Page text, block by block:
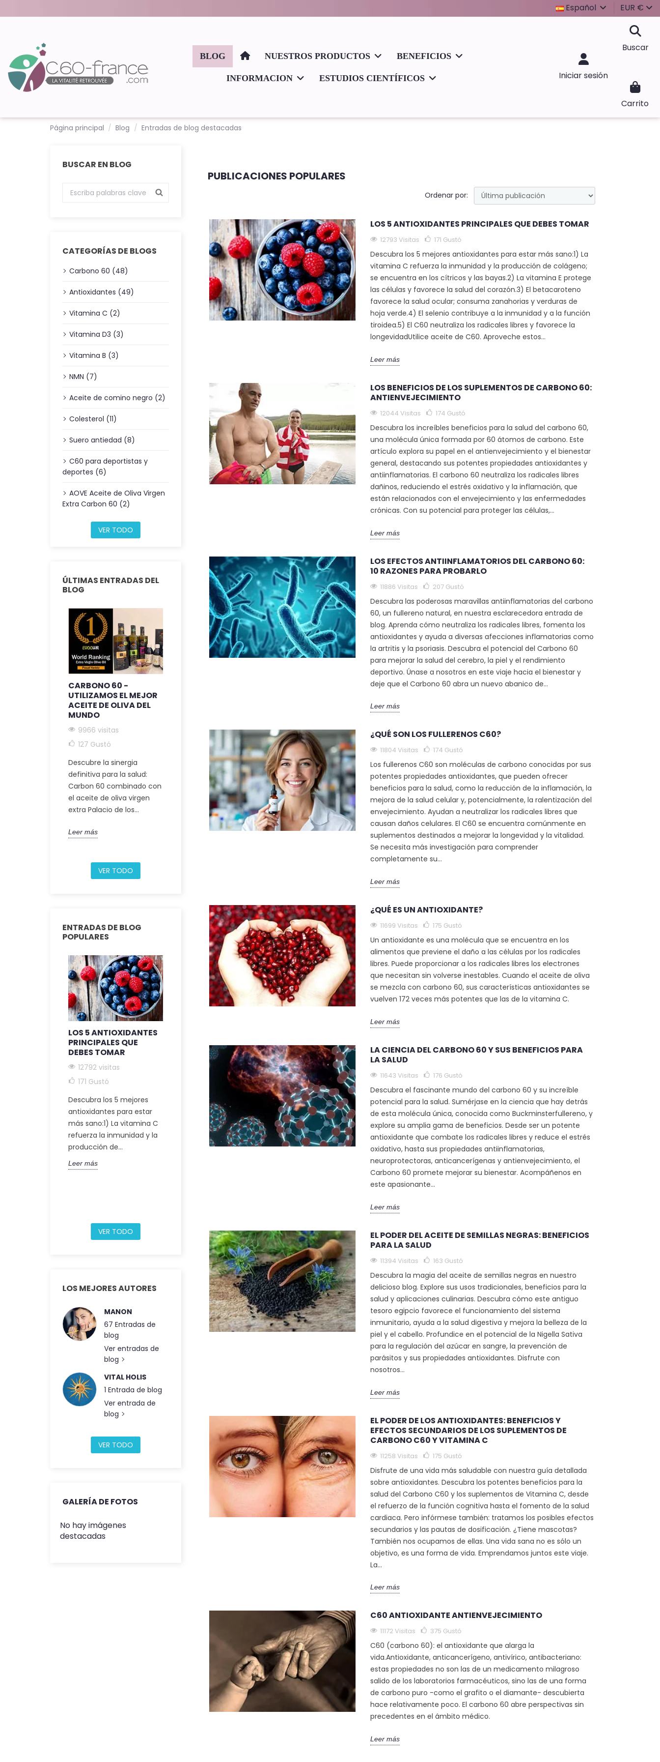
Español EUR €
BLOG NUESTROS PRODUCTOS BENEFICIOS
INFORMACION ESTUDIOS CIENTÍFICOS
Buscar
Iniciar sesión
Carrito
Página principal Blog Entradas de blog destacadas
BUSCAR EN BLOG
CATEGORÍAS DE BLOGS
Carbono 60 (48)
Antioxidantes (49)
Vitamina C (2)
Vitamina D3 (3)
Vitamina B (3)
NMN (7)
Aceite de comino negro (2)
Colesterol (11)
Suero antiedad (8)
C60 para deportistas y
deportes (6)
AOVE Aceite de Oliva Virgen
Extra Carbon 60 (2)
VER TODO
ÚLTIMAS ENTRADAS DEL
BLOG
CARBONO 60 -
UTILIZAMOS EL MEJOR
ACEITE DE OLIVA DEL
MUNDO
9966 visitas
127 Gustó
Descubre la sinergia
definitiva para la salud:
Carbon 60 combinado con
el aceite de oliva virgen
extra Palacio de los...
Leer más
Descubra la perspectiva
holística de un experto en
salud integrativa sobre el
Carbono 60 en el aceite de
oliva. Este...
LIBREMENTE CADA DÍA
201 Gustó
Découvrez comment le
Carbone 60 (C60) peut
vous aider à bouger avec
plus de facilité et de
confort. Cet antioxydant...
Leer más
C60 Y ENERGÍA: CÓMO
PREVENIR LA FATIGA
130 Gustó
¿Te sientes agotado
después de días intensos o
entrenamientos duros?
Este artículo muestra
cómo el Carbono 60
(C60)...
Leer más
ACEITES C60 REDUCEN
menos tiempo de
inactividad. Este artículo
explica cómo el Carbono
60 (C60) ayuda a los
atletas...
Leer más
VER TODO
ENTRADAS DE BLOG
POPULARES
LOS 5 ANTIOXIDANTES
PRINCIPALES QUE
DEBES TOMAR
12792 visitas
171 Gustó
Descubra los 5 mejores
antioxidantes para estar
más sano:1) La vitamina C
refuerza la inmunidad y la
producción de...
Leer más
SUPLEMENTOS DE
CARBONO 60:
ANTIENVEJECIMIENTO
12042 visitas
Descubra los increíbles
beneficios para la salud del
carbono 60, una molécula
única formada por 60
ANTIINFLAMATORIOS
DEL CARBONO 60: 10
RAZONES PARA
PROBARLO
11886 visitas
207 Gustó
Descubra las poderosas
maravillas
antiinflamatorias del
11804 visitas
174
Gustó
Los fullerenos C60 son
moléculas de carbono
conocidas por sus
potentes propiedades
antioxidantes, que pueden
ofrecer...
Leer más
Un antioxidante es una
molécula que se
encuentra en los alimentos
que previene el daño a las
células por los...
Leer más
VER TODO
LOS MEJORES AUTORES
MANON
67 Entradas de
blog
Ver entradas de
blog
VITAL HOLIS
1 Entrada de blog
Ver entrada de
blog
VER TODO
GALERÍA DE FOTOS
No hay imágenes
destacadas
PUBLICACIONES POPULARES
Ordenar por:
LOS 5 ANTIOXIDANTES PRINCIPALES QUE DEBES TOMAR
12793 Visitas 171 Gustó
Descubra los 5 mejores antioxidantes para estar más sano:1) La
vitamina C refuerza la inmunidad y la producción de colágeno;
se encuentra en los cítricos y las bayas.2) La vitamina E protege
las células y favorece la salud del corazón.3) El betacaroteno
favorece la salud ocular; consuma zanahorias y verduras de
hoja verde.4) El selenio contribuye a la inmunidad y a la función
tiroidea.5) El C60 neutraliza los radicales libres y favorece la
longevidadUtilice aceite de C60. Aproveche estos...
Leer más
LOS BENEFICIOS DE LOS SUPLEMENTOS DE CARBONO 60:
ANTIENVEJECIMIENTO
12044 Visitas 174 Gustó
Descubra los increíbles beneficios para la salud del carbono 60,
una molécula única formada por 60 átomos de carbono. Este
artículo explora su papel en el antienvejecimiento y el bienestar
general, destacando sus potentes propiedades antioxidantes y
antiinflamatorias. El carbono 60 neutraliza los radicales libres
dañinos, reduciendo el estrés oxidativo y la inflamación, que
están relacionados con el envejecimiento y las enfermedades
crónicas. Con su potencial para proteger las células,...
Leer más
LOS EFECTOS ANTIINFLAMATORIOS DEL CARBONO 60:
10 RAZONES PARA PROBARLO
11886 Visitas 207 Gustó
Descubra las poderosas maravillas antiinflamatorias del carbono
60, un fullereno natural, en nuestra esclarecedora entrada de
blog. Aprenda cómo neutraliza los radicales libres, fomenta los
antioxidantes y ayuda a diversas afecciones inflamatorias como
la artritis y la psoriasis. Descubra el potencial del Carbono 60
para mejorar la salud del cerebro, la piel y el rendimiento
deportivo. Únase a nosotros en este viaje hacia el bienestar y
deje que el Carbono 60 abra un nuevo abanico de...
Leer más
¿QUÉ SON LOS FULLERENOS C60?
11804 Visitas 174 Gustó
Los fullerenos C60 son moléculas de carbono conocidas por sus
potentes propiedades antioxidantes, que pueden ofrecer
beneficios para la salud, como la reducción de la inflamación, la
mejora de la salud celular y, potencialmente, la ralentización del
envejecimiento. Ayudan a neutralizar los radicales libres que
causan daños celulares. El C60 se encuentra comúnmente en
suplementos destinados a mejorar la longevidad y la vitalidad.
Se necesita más investigación para comprender
completamente su...
Leer más
¿QUÉ ES UN ANTIOXIDANTE?
11699 Visitas 175 Gustó
Un antioxidante es una molécula que se encuentra en los
alimentos que previene el daño a las células por los radicales
libres. Puede proporcionar a los radicales libres los electrones
que necesitan sin volverse inestables. Cuando el aceite de oliva
se mezcla con carbono 60, sus características antioxidantes se
vuelven 172 veces más potentes que las de la vitamina C.
Leer más
LA CIENCIA DEL CARBONO 60 Y SUS BENEFICIOS PARA
LA SALUD
11643 Visitas 176 Gustó
Descubra el fascinante mundo del carbono 60 y su increíble
potencial para la salud. Sumérjase en la ciencia que hay detrás
de esta molécula única, conocida como Buckminsterfullereno, y
explore su amplia gama de beneficios. Desde ser un potente
antioxidante que combate los radicales libres y reduce el estrés
oxidativo, hasta sus propiedades antiinflamatorias,
neuroprotectoras, anticancerígenas y antienvejecimiento, el
Carbono 60 promete mejorar su bienestar. Acompáñenos en
este apasionante...
Leer más
EL PODER DEL ACEITE DE SEMILLAS NEGRAS: BENEFICIOS
PARA LA SALUD
11394 Visitas 163 Gustó
Descubra la magia del aceite de semillas negras en nuestro
delicioso blog. Explore sus usos tradicionales, beneficios para la
salud y aplicaciones culinarias. Descubra cómo este antiguo
tesoro egipcio favorece el funcionamiento del sistema
inmunitario, ayuda a la salud digestiva y mejora la belleza de la
piel y el cabello. Profundice en el potencial de la Nigella Sativa
para la regulación del azúcar en sangre, la prevención de
parásitos y sus propiedades antioxidantes. Disfrute con
nosotros...
Leer más
EL PODER DE LOS ANTIOXIDANTES: BENEFICIOS Y
EFECTOS SECUNDARIOS DE LOS SUPLEMENTOS DE
CARBONO C60 Y VITAMINA C
11258 Visitas 175 Gustó
Disfrute de una vida más saludable con nuestra guía detallada
sobre antioxidantes. Descubra los potentes beneficios para la
salud del Carbono C60 y los suplementos de Vitamina C, desde
el refuerzo de la función cognitiva hasta el fomento de la salud
cardiaca. Pero infórmese también: tratamos los posibles efectos
secundarios y las pautas de dosificación. ¿Tiene mascotas?
También nos ocupamos de ellas. Una vida sana no es sólo un
objetivo, es una forma de vida. Emprendamos juntos este viaje.
La...
Leer más
C60 ANTIOXIDANTE ANTIENVEJECIMIENTO
11172 Visitas 375 Gustó
C60 (carbono 60): el antioxidante que alarga la
vida.Antioxidante, anticancerígeno, antivírico, antibacteriano:
estas propiedades no son las de un medicamento milagroso
salido de los laboratorios farmacéuticos, sino las de una forma
de carbono puro -como el grafito o el diamante- descubierta
hace relativamente poco. El carbono 60 abre perspectivas sin
precedentes en el ámbito médico.
Leer más